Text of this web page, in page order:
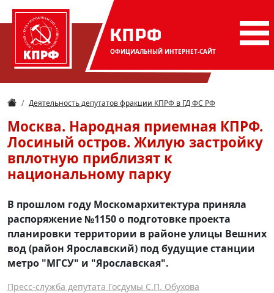
КПРФ
ОФИЦИАЛЬНЫЙ ИНТЕРНЕТ-САЙТ
Деятельность депутатов фракции КПРФ в ГД ФС РФ
Москва. Народная приемная КПРФ.
Лосиный остров. Жилую застройку
вплотную приблизят к
национальному парку
В прошлом году Москомархитектура приняла
распоряжение №1150 о подготовке проекта
планировки территории в районе улицы Вешних
вод (район Ярославский) под будущие станции
метро "МГСУ" и "Ярославская".
Пресс-служба депутата Госдумы С.П. Обухова